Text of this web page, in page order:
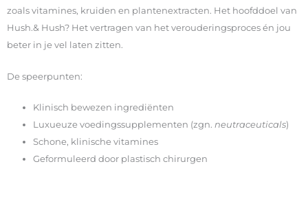
zoals vitamines, kruiden en plantenextracten. Het hoofddoel van
Hush.& Hush? Het vertragen van het verouderingsproces én jou
beter in je vel laten zitten.
De speerpunten:
Klinisch bewezen ingrediënten
Luxueuze voedingssupplementen (zgn.neutraceuticals)
Schone, klinische vitamines
Geformuleerd door plastisch chirurgen